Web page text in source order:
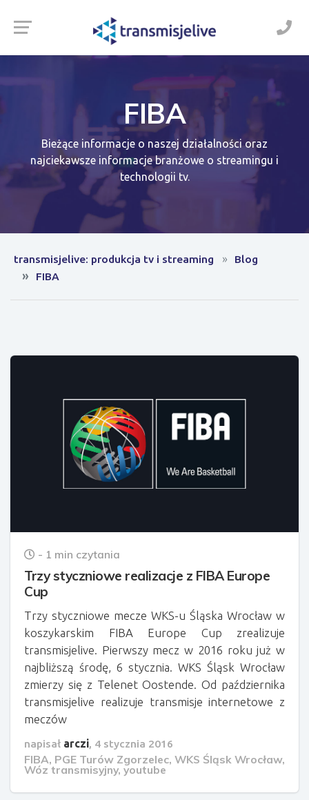
FIBA
Bieżące informacje o naszej działalności oraz
najciekawsze informacje branżowe o streamingu i
technologii tv.
transmisjelive: produkcja tv i streaming
Blog
FIBA
- 1 min czytania
Trzy styczniowe realizacje z FIBA Europe
Cup
Trzy styczniowe mecze WKS-u Śląska Wrocław w
koszykarskim FIBA Europe Cup zrealizuje
transmisjelive. Pierwszy mecz w 2016 roku już w
najbliższą środę, 6 stycznia. WKS Śląsk Wrocław
zmierzy się z Telenet Oostende. Od października
transmisjelive realizuje transmisje internetowe z
meczów
napisał arczi, 4 stycznia 2016
FIBA, PGE Turów Zgorzelec, WKS Śląsk Wrocław,
Wóz transmisyjny, youtube